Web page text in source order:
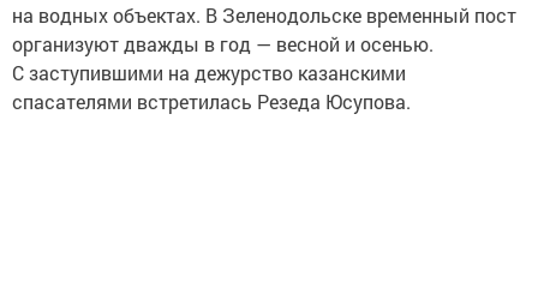
на водных объектах. В Зеленодольске временный пост
организуют дважды в год — весной и осенью.
С заступившими на дежурство казанскими
спасателями встретилась Резеда Юсупова.